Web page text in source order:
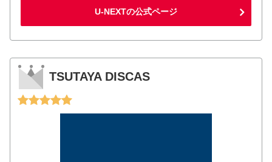
U-NEXTの公式ページ
TSUTAYA DISCAS